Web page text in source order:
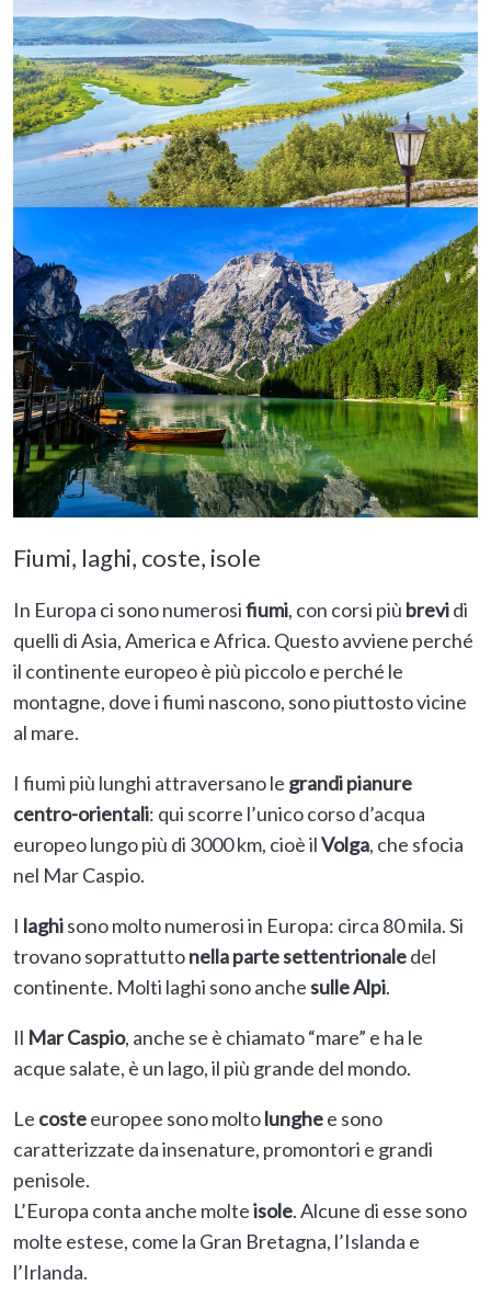
Fiumi, laghi, coste, isole
In Europa ci sono numerosifiumi, con corsi più brevidi
quelli di Asia, America e Africa. Questo avviene perché
il continente europeo è più piccolo e perché le
montagne, dove i fiumi nascono, sono piuttosto vicine
al mare.
I fiumi più lunghi attraversano le grandi pianure
centro-orientali: qui scorre l’unico corso d’acqua
europeo lungo più di 3000 km, cioè ilVolga, che sfocia
nel Mar Caspio.
I laghisono molto numerosi in Europa: circa 80 mila. Si
trovano soprattuttonella parte settentrionaledel
continente. Molti laghi sono anchesulle Alpi.
Il Mar Caspio, anche se è chiamato “mare” e ha le
acque salate, è un lago, il più grande del mondo.
Le costeeuropee sono moltolunghee sono
caratterizzate da insenature, promontori e grandi
penisole.
L’Europa conta anche molteisole. Alcune di esse sono
molte estese, come la Gran Bretagna, l’Islanda e
l’Irlanda.